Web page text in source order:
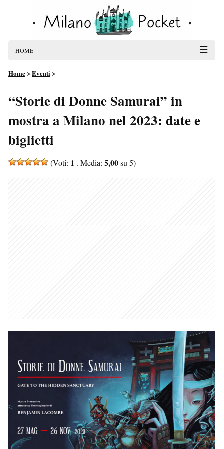
HOME ☰
Home>Eventi>
“Storie di Donne Samurai” in
mostra a Milano nel 2023: date e
biglietti
(Voti: 1 . Media: 5,00su 5)